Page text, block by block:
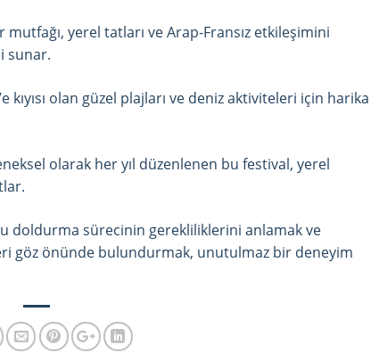
mutfağı, yerel tatları ve Arap-Fransız etkileşimini
sunar.
kıyısı olan güzel plajları ve deniz aktiviteleri için harika
olarak her yıl düzenlenen bu festival, yerel
doldurma sürecinin gerekliliklerini anlamak ve
göz önünde bulundurmak, unutulmaz bir deneyim